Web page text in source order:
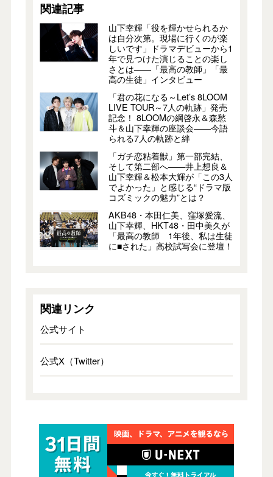
関連記事
山下幸輝「役を輝かせられるか
は自分次第。現場に行くのが楽
しいです」ドラマデビューから1
年で見つけた演じることの楽し
さとは――「最高の教師」「最
高の生徒」インタビュー
「君の花になる～Let’s 8LOOM
LIVE TOUR～7人の軌跡」発売
記念！ 8LOOMの綱啓永＆森愁
斗＆山下幸輝の座談会――今語
られる7人の軌跡と絆
「ガチ恋粘着獣」第一部完結、
そして第二部へ――井上想良＆
山下幸輝＆松本大輝が「この3人
でよかった」と感じる“ドラマ版
コズミックの魅力”とは？
AKB48・本田仁美、窪塚愛流、
山下幸輝、HKT48・田中美久が
「最高の教師 1年後、私は生徒
に■された」高校試写会に登壇！
関連リンク
公式サイト
公式X（Twitter）